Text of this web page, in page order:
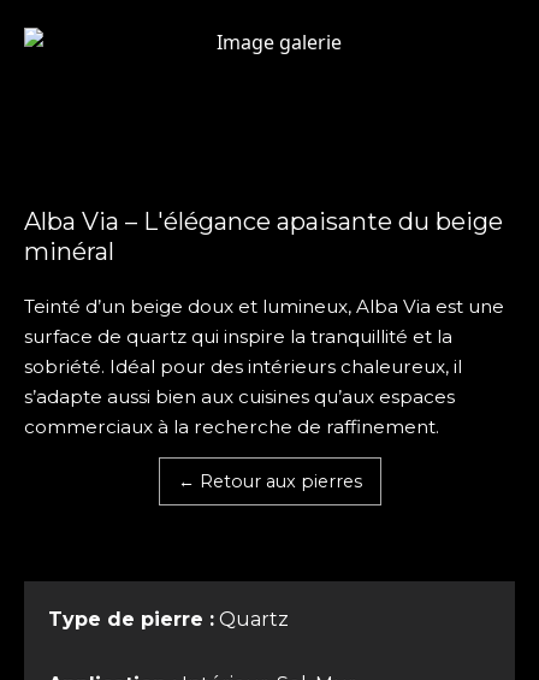
Alba Via – L'élégance apaisante du beige
minéral
Teinté d’un beige doux et lumineux, Alba Via est une
surface de quartz qui inspire la tranquillité et la
sobriété. Idéal pour des intérieurs chaleureux, il
s’adapte aussi bien aux cuisines qu’aux espaces
commerciaux à la recherche de raffinement.
← Retour aux pierres
Type de pierre : Quartz